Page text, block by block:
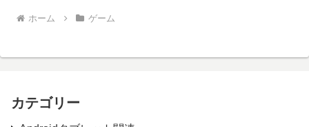
ホーム ゲーム
カテゴリー